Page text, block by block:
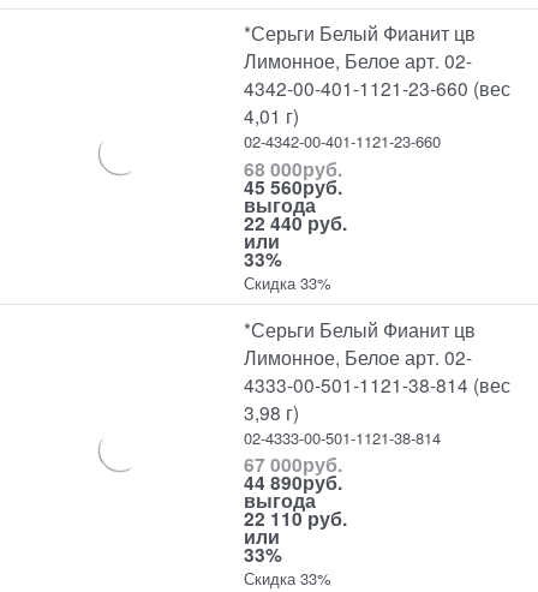
*Серьги Белый Фианит цв
Лимонное, Белое арт. 02-
4342-00-401-1121-23-660 (вес
4,01 г)
02-4342-00-401-1121-23-660
68 000руб.
45 560руб.
выгода
22 440 руб.
или
33%
Скидка 33%
*Серьги Белый Фианит цв
Лимонное, Белое арт. 02-
4333-00-501-1121-38-814 (вес
3,98 г)
02-4333-00-501-1121-38-814
67 000руб.
44 890руб.
выгода
22 110 руб.
или
33%
Скидка 33%